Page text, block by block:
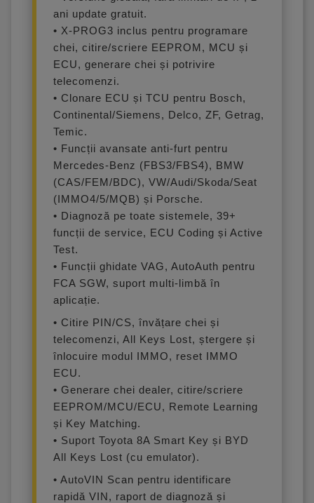
ani update gratuit.
• X-PROG3 inclus pentru programare
chei, citire/scriere EEPROM, MCU și
ECU, generare chei și potrivire
telecomenzi.
• Clonare ECU și TCU pentru Bosch,
Continental/Siemens, Delco, ZF, Getrag,
Temic.
• Funcții avansate anti-furt pentru
Mercedes-Benz (FBS3/FBS4), BMW
(CAS/FEM/BDC), VW/Audi/Skoda/Seat
(IMMO4/5/MQB) și Porsche.
• Diagnoză pe toate sistemele, 39+
funcții de service, ECU Coding și Active
Test.
• Funcții ghidate VAG, AutoAuth pentru
FCA SGW, suport multi-limbă în
aplicație.
• Citire PIN/CS, învățare chei și
telecomenzi, All Keys Lost, ștergere și
înlocuire modul IMMO, reset IMMO
ECU.
• Generare chei dealer, citire/scriere
EEPROM/MCU/ECU, Remote Learning
și Key Matching.
• Suport Toyota 8A Smart Key și BYD
All Keys Lost (cu emulator).
• AutoVIN Scan pentru identificare
rapidă VIN, raport de diagnoză și